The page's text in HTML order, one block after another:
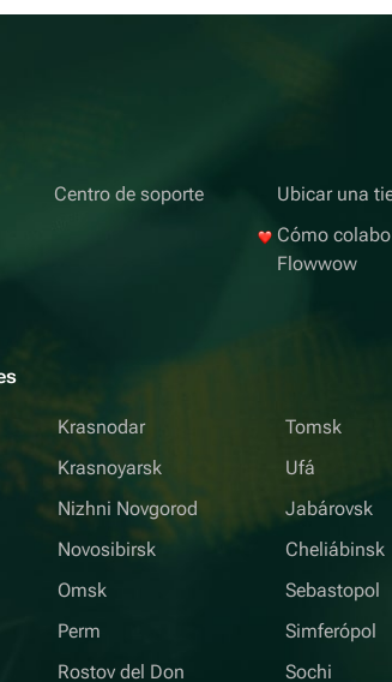
Centro de soporte
Ubicar una
Cómo
Flowwow
Krasnodar
Krasnoyarsk
Nizhni Novgorod
Novosibirsk
Omsk
Perm
Rostov del Don
Tomsk
Ufá
Jabárovsk
Cheliábinsk
Sebastopol
Simferópol
Sochi